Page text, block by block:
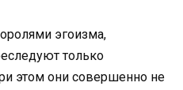
эгоизма,
только
этом они совершенно не